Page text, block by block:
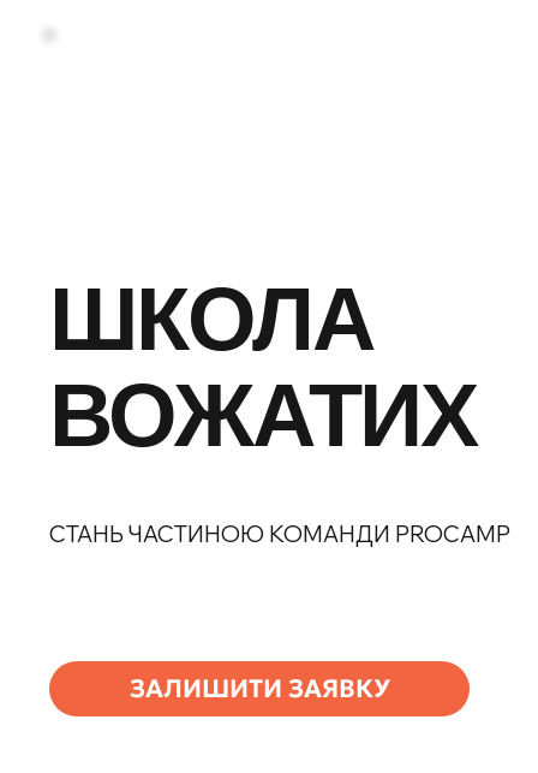
ШКОЛА
ВОЖАТИХ
ЗАЛИШИТИ ЗАЯВКУ
СТАНЬ ЧАСТИНОЮ КОМАНДИ PROCAMP